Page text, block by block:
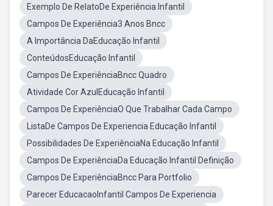
Exemplo De RelatoDe Experiência Infantil
Campos De Experiência3 Anos Bncc
A Importância DaEducação Infantil
ConteúdosEducação Infantil
Campos De ExperiênciaBncc Quadro
Atividade Cor AzulEducação Infantil
Campos De ExperiênciaO Que Trabalhar Cada Campo
ListaDe Campos De Experiencia Educação Infantil
Possibilidades De ExperiênciaNa Educação Infantil
Campos De ExperiênciaDa Educação Infantil Definição
Campos De ExperiênciaBncc Para Portfolio
Parecer EducacaoInfantil Campos De Experiencia